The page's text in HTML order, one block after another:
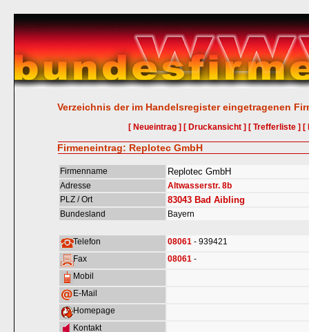
Verzeichnis der im Handelsregister eingetragenen
[ Neueintrag ] [ Druckansicht ] [ Trefferliste ] [
Firmeneintrag: Replotec GmbH
Firmenname Replotec GmbH
Adresse
Altwasserstr. 8b
PLZ / Ort
83043 Bad Aibling
Bundesland Bayern
Telefon 08061 - 939421
Fax
08061 -
Mobil
E-Mail
Homepage
Kontakt